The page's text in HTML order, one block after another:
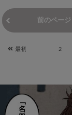
前のページ
最初 2